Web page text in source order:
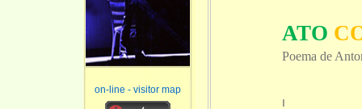
on-line - visitor map
ATO
Poema de